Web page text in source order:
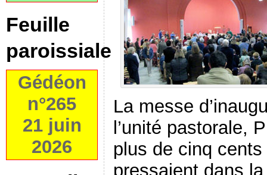
Feuille
paroissiale
Gédéon
n°265
21 juin
2026
La messe
l’unité pastorale,
plus de cinq
pressaient dans